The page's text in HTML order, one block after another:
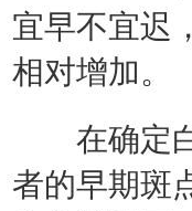
宜早不宜迟
相对增加。
在确定白
者的早期斑